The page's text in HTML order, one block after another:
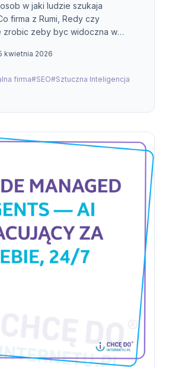
w jaki ludzie szukaja
firma z Rumi, Redy czy
zrobic zeby byc widoczna w
kwietnia 2026
firma#SEO#Sztuczna Inteligencja